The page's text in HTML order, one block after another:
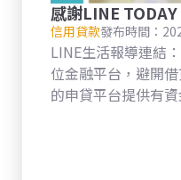
感謝LINE
信用貸款發布時間：
LINE生活報導連結
位金融平台，避開
的申貸平台提供有